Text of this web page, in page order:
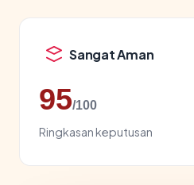
Sangat Aman
95/100
Ringkasan keputusan